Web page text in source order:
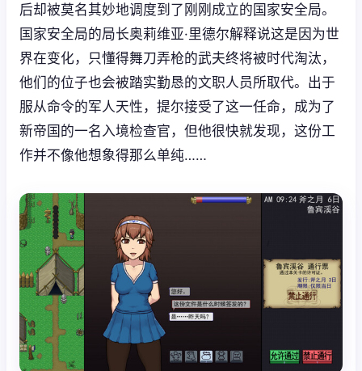
后却被莫名其妙地调度到了刚刚成立的国家安全局。
国家安全局的局长奥莉维亚·里德尔解释说这是因为世
界在变化，只懂得舞刀弄枪的武夫终将被时代淘汰，
他们的位子也会被踏实勤恳的文职人员所取代。出于
服从命令的军人天性，提尔接受了这一任命，成为了
新帝国的一名入境检查官，但他很快就发现，这份工
作并不像他想象得那么单纯……